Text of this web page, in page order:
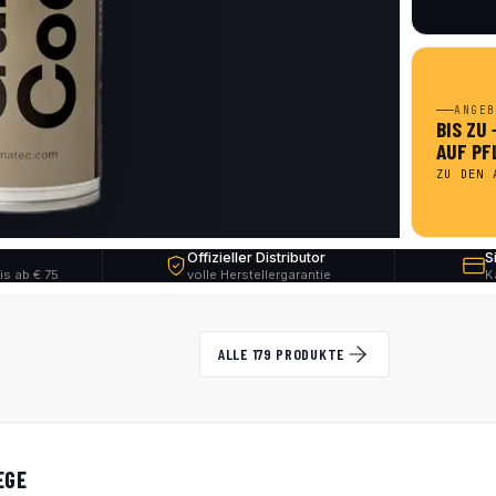
BIS
AUF
ZU DEN
ab € 75
Offizieller Distributor
volle Herstellergarantie
ALLE 179 PRODUKTE